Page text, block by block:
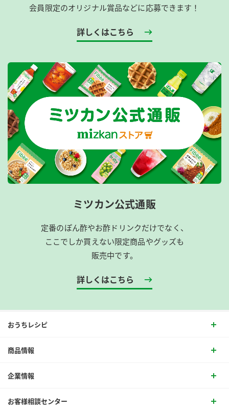
会員限定のオリジナル賞品などに応募できます！
詳しくはこちら
ミツカン公式通販
定番のぽん酢やお酢ドリンクだけでなく、
ここでしか買えない限定商品やグッズも
販売中です。
詳しくはこちら
おうちレシピ
商品情報
企業情報
お客様相談センター